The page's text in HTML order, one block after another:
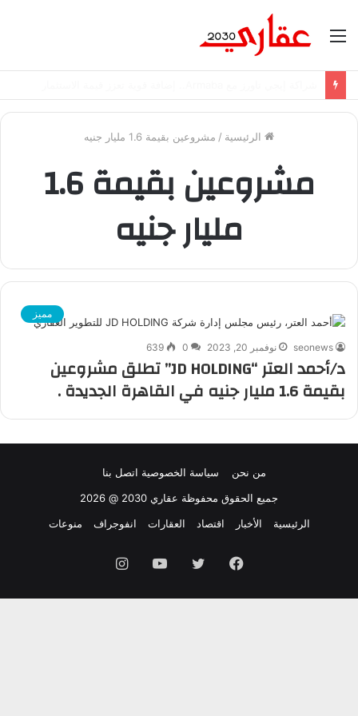
القائمة
الرئيسية / مشروعين بقيمة 1.6 مليار جنيه
مشروعين بقيمة 1.6
مليار جنيه
مميز
seonews نوفمبر 20, 2023 0
639
‏د/أحمد العتر “JD HOLDING” تطلق مشروعين
بقيمة 1.6 مليار جنيه في القاهرة الجديدة .
من نحن سياسة الخصوصية اتصل بنا
جميع الحقوق محفوظة عقاري 2030 @ 2026
الرئيسية
الأخبار اقتصاد العقارات انفوجراف منوعات
فيسبوك تويتر يوتيوب